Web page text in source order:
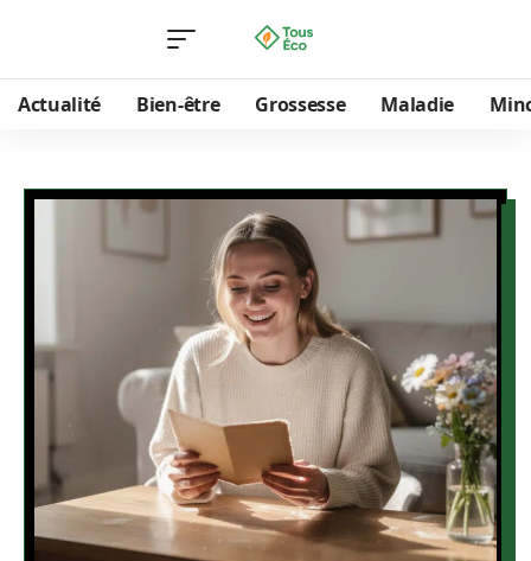
Actualité Bien-être Grossesse Maladie